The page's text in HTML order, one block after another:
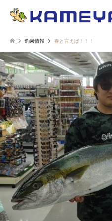
釣果情報 春と言えば！！！